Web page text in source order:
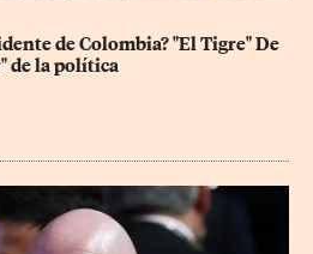
de Colombia? "El Tigre" De
de la política